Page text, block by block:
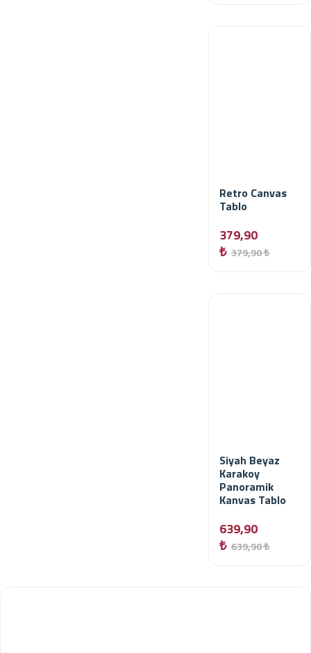
Retro Canvas
Tablo
379,90
₺ 379,90 ₺
Siyah Beyaz
Karakoy
Panoramik
Kanvas Tablo
639,90
₺ 639,90 ₺